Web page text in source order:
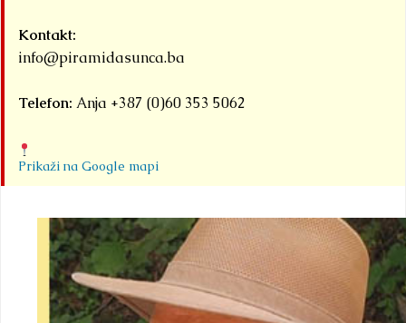
Kontakt:
info@piramidasunca.ba
Telefon: Anja +387 (0)60 353 5062
Prikaži na Google mapi